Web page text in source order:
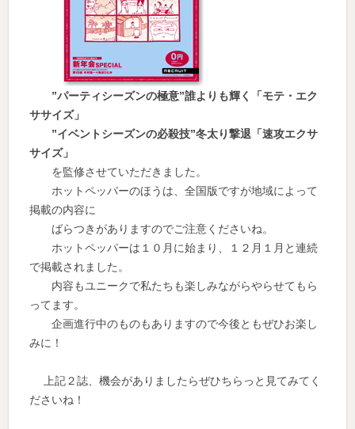
”パーティシーズンの極意”誰よりも輝く「モテ・エク
ササイズ」
”イベントシーズンの必殺技”冬太り撃退「速攻エクサ
サイズ」
を監修させていただきました。
ホットペッパーのほうは、全国版ですが地域によって
掲載の内容に
ばらつきがありますのでご注意くださいね。
ホットペッパーは１０月に始まり、１２月１月と連続
で掲載されました。
内容もユニークで私たちも楽しみながらやらせてもら
ってます。
企画進行中のものもありますので今後ともぜひお楽し
みに！
上記２誌、機会がありましたらぜひちらっと見てみてく
ださいね！